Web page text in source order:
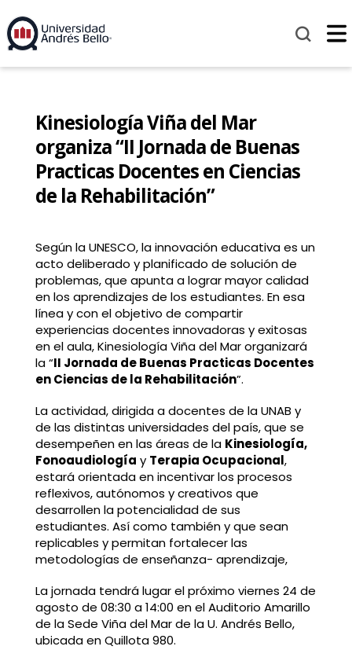
Kinesiología Viña del Mar
organiza “II Jornada de Buenas
Practicas Docentes en Ciencias
de la Rehabilitación”
Según la UNESCO, la innovación educativa es un
acto deliberado y planificado de solución de
problemas, que apunta a lograr mayor calidad
en los aprendizajes de los estudiantes. En esa
línea y con el objetivo de compartir
experiencias docentes innovadoras y exitosas
en el aula, Kinesiología Viña del Mar organizará
la “II Jornada de Buenas Practicas Docentes
en Ciencias de la Rehabilitación”.
La actividad, dirigida a docentes de la UNAB y
de las distintas universidades del país, que se
desempeñen en las áreas de la Kinesiología,
Fonoaudiología y Terapia Ocupacional,
estará orientada en incentivar los procesos
reflexivos, autónomos y creativos que
desarrollen la potencialidad de sus
estudiantes. Así como también y que sean
replicables y permitan fortalecer las
metodologías de enseñanza- aprendizaje,
La jornada tendrá lugar el próximo viernes 24 de
agosto de 08:30 a 14:00 en el Auditorio Amarillo
de la Sede Viña del Mar de la U. Andrés Bello,
ubicada en Quillota 980.